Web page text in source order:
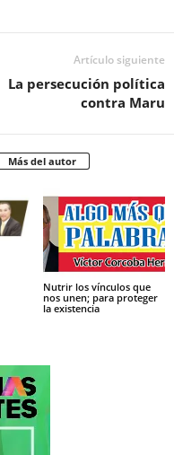
Artículo siguiente
La persecución política
contra Maru
Más del autor
Nutrir los vínculos que
nos unen; para proteger
la existencia